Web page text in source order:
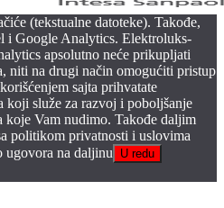
(tekstualne datoteke). Takođe,
i Google Analytics. Elektroluks-
apsolutno neće prikupljati
niti na drugi način omogućiti pristup
sajta prihvatate
koji služe za razvoj i poboljšanje
koje Vam nudimo. Takođe daljim
politikom privatnosti i uslovima
ugovora na daljinu
U redu